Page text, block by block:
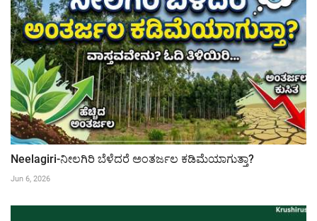
Neelagiri-ನೀಲಗಿರಿ ಬೆಳೆದರೆ ಅಂತರ್ಜಲ ಕಡಿಮೆಯಾಗುತ್ತಾ?
Jun 6, 2026